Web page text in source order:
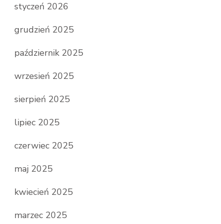
styczeń 2026
grudzień 2025
październik 2025
wrzesień 2025
sierpień 2025
lipiec 2025
czerwiec 2025
maj 2025
kwiecień 2025
marzec 2025